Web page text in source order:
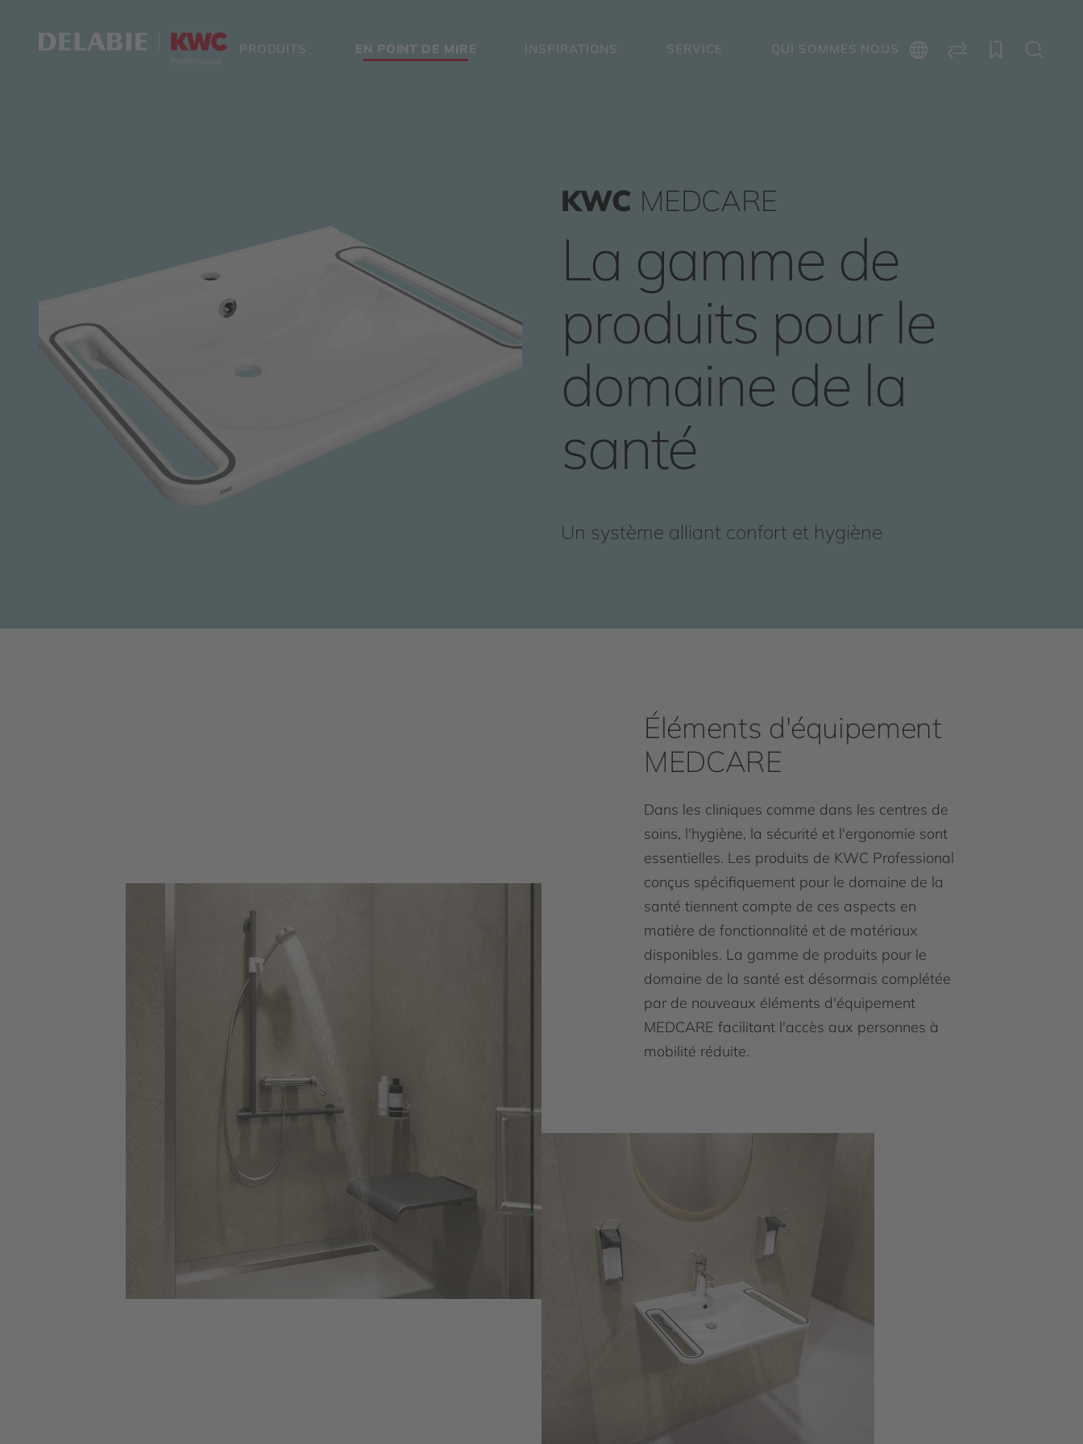
PRODUITS EN POINT DE MIRE INSPIRATIONS SERVICE QUI SOMMES NOUS
KWC MEDCARE
La gamme de
produits pour le
domaine de la
santé
Un système alliant confort et hygiène
Éléments d'équipement
MEDCARE
Dans les cliniques comme dans les centres de
soins, l'hygiène, la sécurité et l'ergonomie sont
essentielles. Les produits de KWC Professional
conçus spécifiquement pour le domaine de la
santé tiennent compte de ces aspects en
matière de fonctionnalité et de matériaux
disponibles. La gamme de produits pour le
domaine de la santé est désormais complétée
par de nouveaux éléments d'équipement
MEDCARE facilitant l'accès aux personnes à
mobilité réduite.